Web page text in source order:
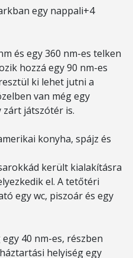
egy nappali+4
és egy 360 nm-es telken
hozzá egy 90 nm-es
ki lehet jutni a
van még egy
játszótér is.
konyha, spájz és
került kialakításra
el. A tetőtéri
egy wc, piszoár és egy
40 nm-es, részben
helyiség egy